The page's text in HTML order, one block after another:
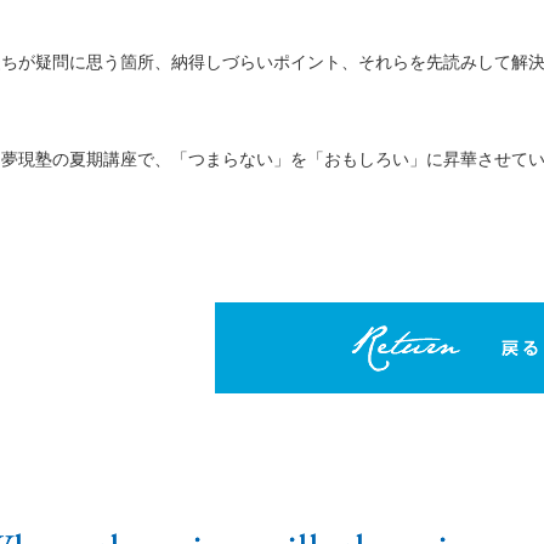
が疑問に思う箇所、納得しづらいポイント、それらを先読みして解決
現塾の夏期講座で、「つまらない」を「おもしろい」に昇華させてい